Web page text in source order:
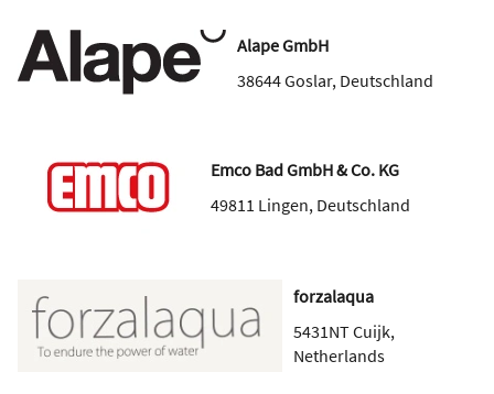
Alape GmbH
38644Goslar, Deutschland
Emco Bad GmbH & Co. KG
49811 Lingen, Deutschland
forzalaqua
5431NTCuijk,
Netherlands